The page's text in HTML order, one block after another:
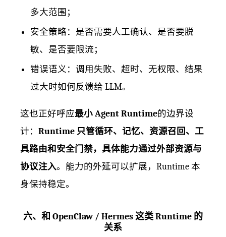
多大范围；
安全策略：是否需要人工确认、是否要脱
敏、是否要限流；
错误语义：调用失败、超时、无权限、结果
过大时如何反馈给 LLM。
这也正好呼应最小 Agent Runtime的边界设
计： Runtime 只管循环、记忆、资源召回、工
具路由和安全门禁，具体能力通过外部资源与
协议注入。能力的外延可以扩展，Runtime 本
身保持稳定。
六、和 OpenClaw / Hermes 这类 Runtime 的
关系